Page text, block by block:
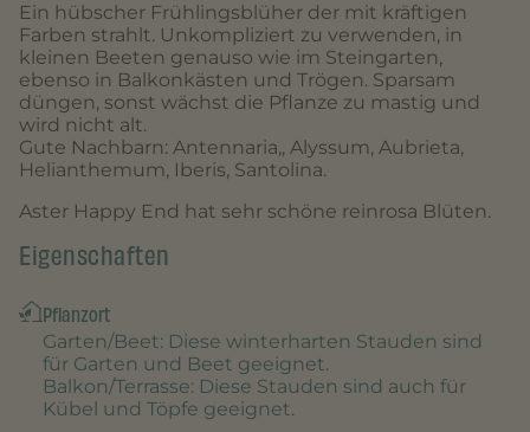
Ein hübscher Frühlingsblüher der mit kräftigen
Farben strahlt. Unkompliziert zu verwenden, in
kleinen Beeten genauso wie im Steingarten,
ebenso in Balkonkästen und Trögen. Sparsam
düngen, sonst wächst die Pflanze zu mastig und
wird nicht alt.
Gute Nachbarn: Antennaria,, Alyssum, Aubrieta,
Helianthemum, Iberis, Santolina.
Aster Happy End hat sehr schöne reinrosa Blüten.
Eigenschaften
Pflanzort
Garten/Beet: Diese winterharten Stauden sind
für Garten und Beet geeignet.
Balkon/Terrasse: Diese Stauden sind auch für
Kübel und Töpfe geeignet.